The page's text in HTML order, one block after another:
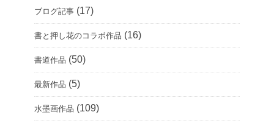
ブログ記事 (17)
書と押し花のコラボ作品 (16)
書道作品 (50)
最新作品 (5)
水墨画作品 (109)